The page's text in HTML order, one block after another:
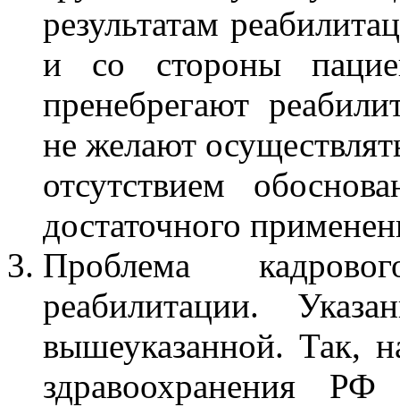
результатам
и со стороны
пренебрегают
не желают
отсутствием
достаточного
Проблема
реабилитации.
вышеуказанной. Так,
здравоохранения РФ